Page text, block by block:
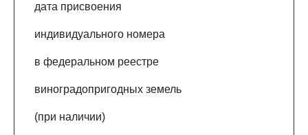
дата присвоения
индивидуального номера
в федеральном реестре
виноградопригодных земель
(при наличии)